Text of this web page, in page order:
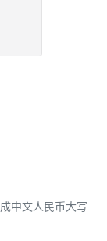
中文人民币大写